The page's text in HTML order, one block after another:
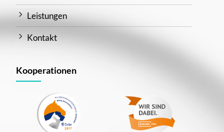
Leistungen
Kontakt
Kooperationen